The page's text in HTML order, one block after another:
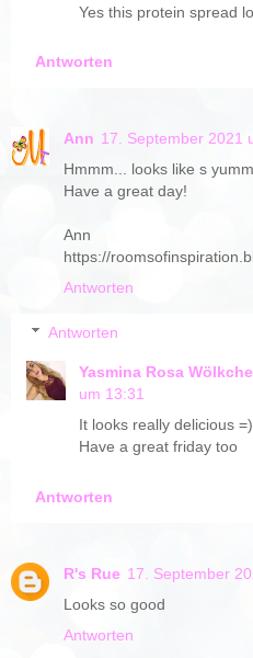
Yes this protein spread
Antworten
Ann 17. September 2021
Hmmm... looks like s
Have a great day!
Ann
https://
Antworten
Antworten
Yasmina Rosa
um 13:31
It looks really delicious =)
Have a great friday too
Antworten
R's Rue 17. September
Looks so good
Antworten